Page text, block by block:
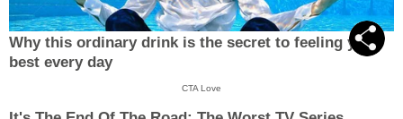
Why this ordinary drink is the secret to feeling your
best every day
CTA Love